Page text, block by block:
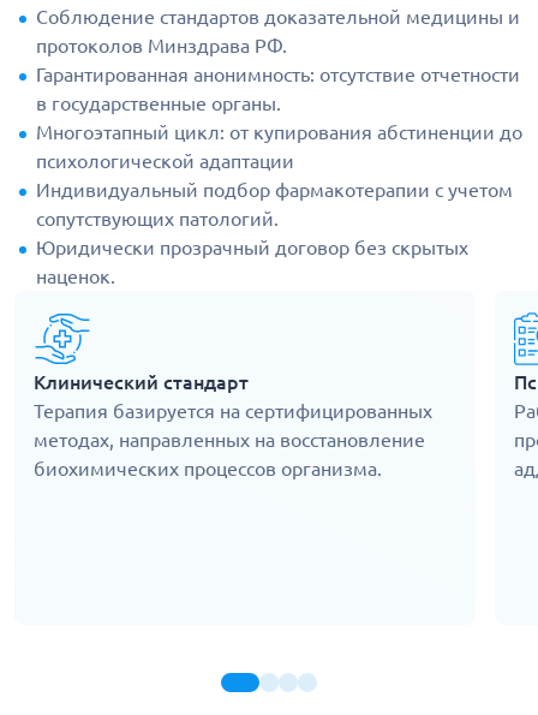
Соблюдение стандартов доказательной медицины и
протоколов Минздрава РФ.
Гарантированная анонимность: отсутствие отчетности
в государственные органы.
Многоэтапный цикл: от купирования абстиненции до
психологической адаптации
Индивидуальный подбор фармакотерапии с учетом
сопутствующих патологий.
Юридически прозрачный договор без скрытых
наценок.
Клинический стандарт
Терапия базируется на сертифицированных
методах, направленных на восстановление
биохимических процессов организма.